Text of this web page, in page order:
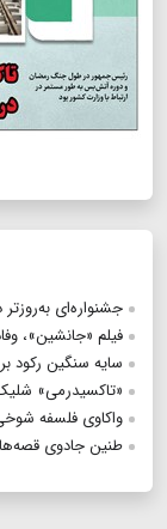
جشنواره‌ای
فيلم «جانشين»،
سایه سنگین رکود
«تاکسیدرمی»
واکاوی فلسفه
طنین جادوی